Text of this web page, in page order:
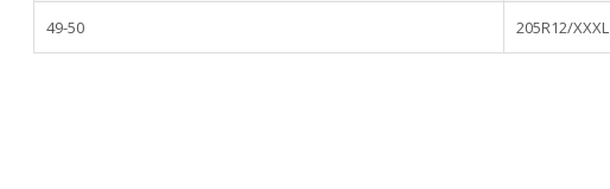
49-50 205R12/XXXL